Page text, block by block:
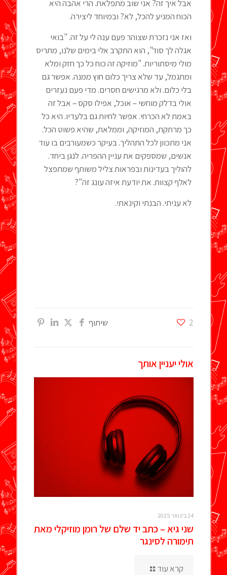
אבל איך זה? אני שוב מתפלאת. הרי אהבה היא
הכוח המניע להכל, לא? ובמיוחד ליצירה.
ואז אני נזכרת שצוהר פעם ענה לי על זה. "בואי
אגלה לך סוד", הוא התקרב אלי בימים שלנו, מתריס
מולי מיסתוריות. "מוזיקה זה כוח כל כך חזק ומלא
ומתגמל, עד שלא צריך כלום חוץ ממנה. אפשר גם
בלי כלום. ולא מרגישים חסרים. מדי פעם נעזרים
אולי בדלק מוחשי – אוכל, אפילו סקס – אבל זה
באמת לא הכרחי. אפשר לחיות גם בלעדיו. היא כל
כך מרתקת, המוזיקה, וממלאת, שהיא פשוט הכל.
אני מתכוון לכל התהליך. בעיקר כשמעורבים בו עוד
אנשים, שמספקים את עניין ההפריה. לנגן ביחד.
להוליך בעדינות ובפראות צליל משותף שמתפצל
לאלף קצוות. את יודעת איזה עונג זה"?
לא עניתי. הבנתי וקינאתי.
שיתוף 2
אולי יעניין אותך
24 בינואר 2025
שני גיא – כתב יד שלם של רומן מוזיקלי מאת
תימורה לסינגר
קרא עוד